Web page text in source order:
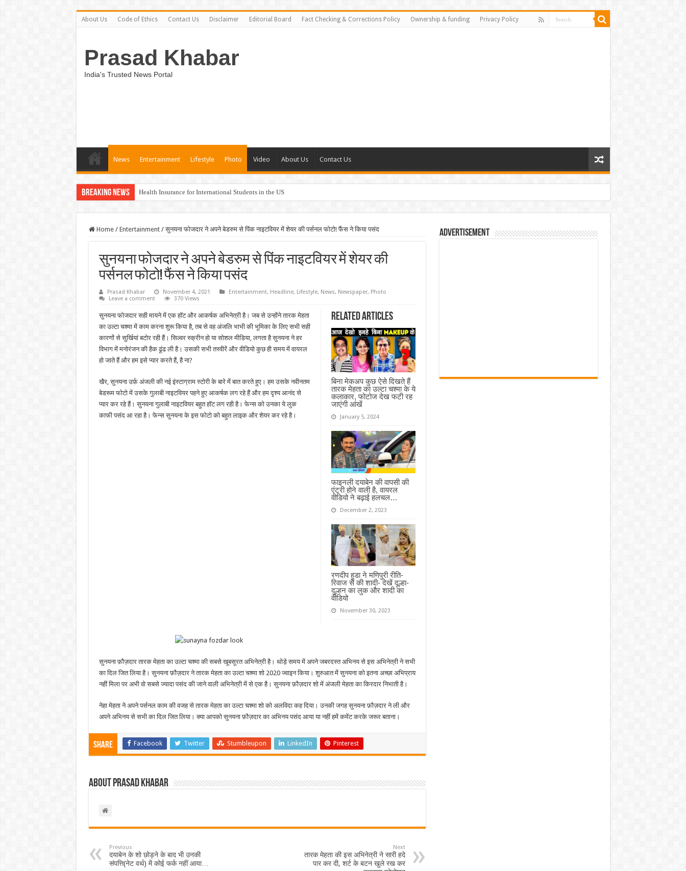
About Us Code of Ethics Contact Us Disclaimer Editorial Board Fact Checking & Corrections Policy Ownership & funding Privacy Policy
Prasad Khabar
India's Trusted News Portal
News Entertainment Lifestyle Photo Video About Us Contact Us
Breaking News Health Insurance for International Students in the US
Home / Entertainment / सुनयना फोजदार ने अपने बेडरुम से पिंक नाइटवियर में शेयर की पर्सनल फोटो! फैंस ने किया पसंद
सुनयना फोजदार ने अपने बेडरुम से पिंक नाइटवियर में शेयर की
पर्सनल फोटो! फैंस ने किया पसंद
Prasad Khabar November 4, 2021 Entertainment, Headline, Lifestyle, News, Newspaper, Photo
Leave a comment
370 Views
Related Articles
बिना मेकअप कुछ ऐसे दिखते हैं
तारक मेहता का उल्टा चश्मा के ये
कलाकार, फोटोज देख फटी रह
जाएंगी आंखें
January 5, 2024
फाइनली दयाबेन की वापसी की
एंट्री होने वाली है, वायरल
वीडियो ने बढ़ाई हलचल…
December 2, 2023
रणदीप हुडा ने मणिपुरी रीति-
रिवाज से की शादी- देखें दूल्हा-
दुल्हन का लुक और शादी का
वीडियो
November 30, 2023
सुनयना फोजदार सही मायने में एक हॉट और आकर्षक अभिनेत्री है। जब से उन्होंने तारक मेहता
का उल्टा चश्मा में काम करना शुरू किया है, तब से वह अंजलि भाभी की भूमिका के लिए सभी सही
कारणों से सुर्खियां बटोर रही हैं। सिल्वर स्क्रीन हो या सोशल मीडिया, लगता है सुनयना ने हर
विभाग में मनोरंजन की हैक ढूंढ ली है। उसकी सभी तस्वीरें और वीडियो कुछ ही समय में वायरल
हो जाते हैं और हम इसे प्यार करते हैं, है ना?
खैर, सुनयना उर्फ़ अंजली की नई इंस्टाग्राम स्टोरी के बारे में बात करते हुए। हम उसके नवीनतम
बेडरूम फोटो में उसके गुलाबी नाइटवियर पहने हुए आकर्षक लग रहे हैं और हम दृश्य आनंद से
प्यार कर रहे हैं। सुनयना गुलाबी नाइटवियर बहुत हॉट लग रही है। फेन्स को उनका ये लुक
काफी पसंद आ रहा है। फेन्स सुनयना के इस फोटो को बहुत लाइक और शेयर कर रहे है।
सुनयना फ़ौज़दार तारक मेहता का उल्टा चश्मा की सबसे खूबसूरत अभिनेत्री है। थोड़े समय में अपने जबरदस्त अभिनय से इस अभिनेत्री ने सभी
का दिल जित लिया है। सुनयना फ़ौज़दार ने तारक मेहता का उल्टा चश्मा शो 2020 ज्वाइन किया। शुरुआत में सुनयना को इतना अच्छा अभिप्राय
नहीं मिला पर अभी वो सबसे ज्यादा पसंद की जाने वाली अभिनेत्री में से एक है। सुनयना फ़ौज़दार शो में अंजली मेहता का किरदार निभाती है।
नेहा मेहता ने अपने पर्सनल काम की वजह से तारक मेहता का उल्टा चश्मा शो को अलविदा कह दिया। उनकी जगह सुनयना फ़ौज़दार ने ली और
अपने अभिनय से सभी का दिल जित लिया। क्या आपको सुनयना फ़ौज़दार का अभिनय पसंद आया या नहीं हमें कमेंट करके जरूर बताना।
Share Facebook Twitter Stumbleupon LinkedIn Pinterest
About Prasad Khabar
Previous
दयाबेन के शो छोड़ने के बाद भी उनकी
संपत्ति(नेट वर्थ) में कोई फर्क नहीं आया…
Next
तारक मेहता की इस अभिनेत्री ने सारी हदे
पार कर दी, शर्ट के बटन खुले रख कर
Advertisement